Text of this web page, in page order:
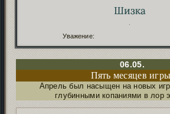
Шизка
Уважение:
06.05.
Пять месяцев
Апрель был насыщен на новых
глубинными копаниями в лор